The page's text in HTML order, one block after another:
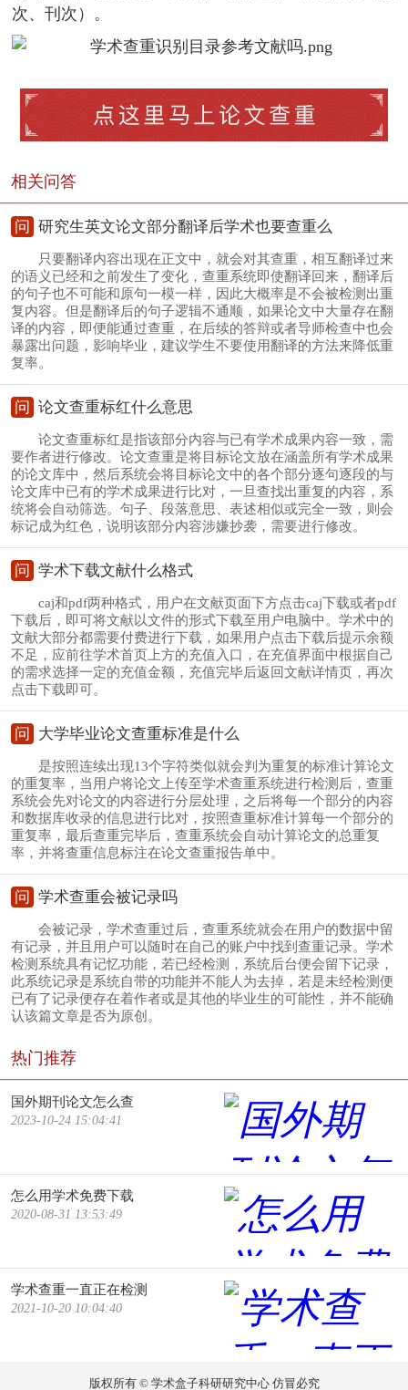
次、刊次）。
相关问答
问 研究生英文论文部分翻译后学术也要查重么
只要翻译内容出现在正文中，就会对其查重，相互翻译过来
的语义已经和之前发生了变化，查重系统即使翻译回来，翻译后
的句子也不可能和原句一模一样，因此大概率是不会被检测出重
复内容。但是翻译后的句子逻辑不通顺，如果论文中大量存在翻
译的内容，即便能通过查重，在后续的答辩或者导师检查中也会
暴露出问题，影响毕业，建议学生不要使用翻译的方法来降低重
复率。
问 论文查重标红什么意思
论文查重标红是指该部分内容与已有学术成果内容一致，需
要作者进行修改。论文查重是将目标论文放在涵盖所有学术成果
的论文库中，然后系统会将目标论文中的各个部分逐句逐段的与
论文库中已有的学术成果进行比对，一旦查找出重复的内容，系
统将会自动筛选。句子、段落意思、表述相似或完全一致，则会
标记成为红色，说明该部分内容涉嫌抄袭，需要进行修改。
问 学术下载文献什么格式
caj和pdf两种格式，用户在文献页面下方点击caj下载或者pdf
下载后，即可将文献以文件的形式下载至用户电脑中。学术中的
文献大部分都需要付费进行下载，如果用户点击下载后提示余额
不足，应前往学术首页上方的充值入口，在充值界面中根据自己
的需求选择一定的充值金额，充值完毕后返回文献详情页，再次
点击下载即可。
问 大学毕业论文查重标准是什么
是按照连续出现13个字符类似就会判为重复的标准计算论文
的重复率，当用户将论文上传至学术查重系统进行检测后，查重
系统会先对论文的内容进行分层处理，之后将每一个部分的内容
和数据库收录的信息进行比对，按照查重标准计算每一个部分的
重复率，最后查重完毕后，查重系统会自动计算论文的总重复
率，并将查重信息标注在论文查重报告单中。
问 学术查重会被记录吗
会被记录，学术查重过后，查重系统就会在用户的数据中留
有记录，并且用户可以随时在自己的账户中找到查重记录。学术
检测系统具有记忆功能，若已经检测，系统后台便会留下记录，
此系统记录是系统自带的功能并不能人为去掉，若是未经检测便
已有了记录便存在着作者或是其他的毕业生的可能性，并不能确
认该篇文章是否为原创。
热门推荐
国外期刊论文怎么查
2023-10-24 15:04:41
怎么用学术免费下载
2020-08-31 13:53:49
学术查重一直正在检测
2021-10-20 10:04:40
版权所有 © 学术盒子科研研究中心 仿冒必究